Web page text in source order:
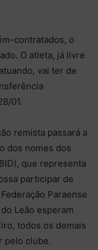
contratados, o
O atleta, já livre
vai ter de
01.
remista passará a
dos nomes dos
que representa
participar de
Paraense
Leão esperam
todos os demais
pelo clube.